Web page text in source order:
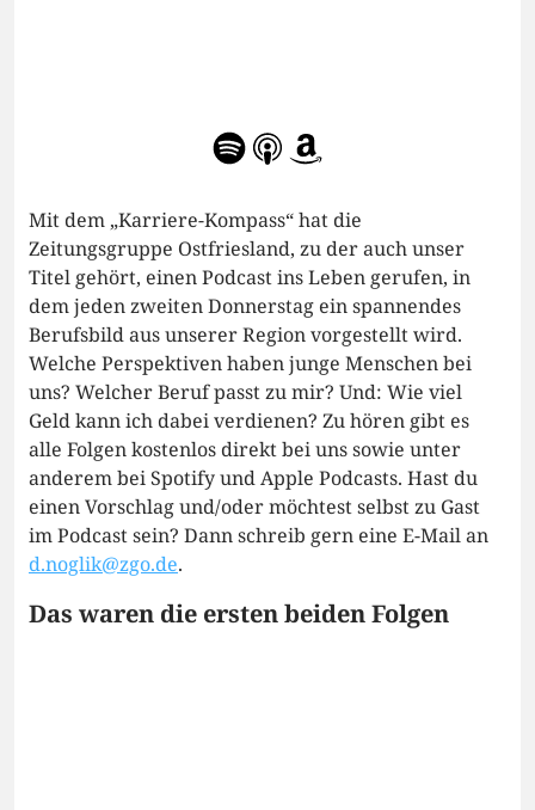
Mit dem „Karriere-Kompass“ hat die
Zeitungsgruppe Ostfriesland, zu der auch unser
Titel gehört, einen Podcast ins Leben gerufen, in
dem jeden zweiten Donnerstag ein spannendes
Berufsbild aus unserer Region vorgestellt wird.
Welche Perspektiven haben junge Menschen bei
uns? Welcher Beruf passt zu mir? Und: Wie viel
Geld kann ich dabei verdienen? Zu hören gibt es
alle Folgen kostenlos direkt bei uns sowie unter
anderem bei Spotify und Apple Podcasts. Hast du
einen Vorschlag und/oder möchtest selbst zu Gast
im Podcast sein? Dann schreib gern eine E-Mail an
d.noglik@zgo.de.
Das waren die ersten beiden Folgen